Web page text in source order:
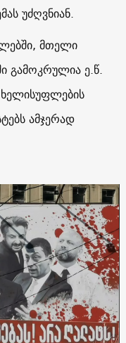
უძღვნიან.
მთელი
გამოკრულია ე.წ.
ამჯერად